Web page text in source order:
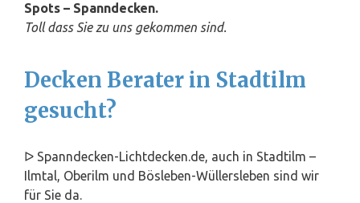
Spots – Spanndecken.
Toll dass Sie zu uns gekommen sind.
Decken Berater in Stadtilm
gesucht?
ᐅ Spanndecken-Lichtdecken.de, auch in Stadtilm –
Ilmtal, Oberilm und Bösleben-Wüllersleben sind wir
für Sie da.